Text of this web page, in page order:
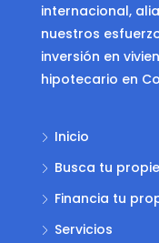
internacional,
nuestros
inversión en
hipotecario en
Inicio
Busca tu
Financia tu
Servicios